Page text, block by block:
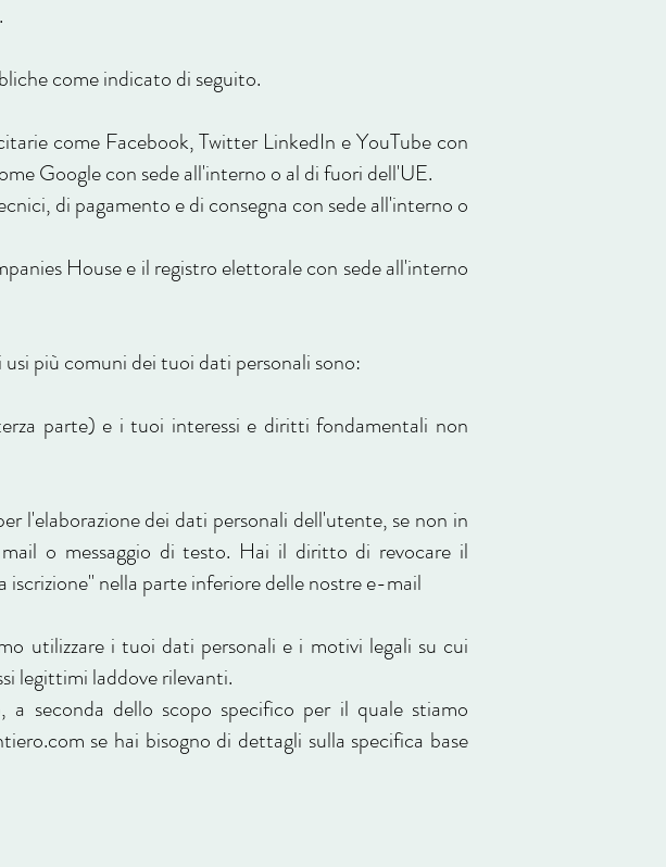
come indicato di seguito.
come Facebook, Twitter LinkedIn e YouTube con
Google con sede all'interno o al di fuori dell'UE.
di pagamento e di consegna con sede all'interno o
House e il registro elettorale con sede all'interno
più comuni dei tuoi dati personali sono:
parte) e i tuoi interessi e diritti fondamentali non
l'elaborazione dei dati personali dell'utente, se non in
o messaggio di testo. Hai il diritto di revocare il
nella parte inferiore delle nostre e-mail
utilizzare i tuoi dati personali e i motivi legali su cui
legittimi laddove rilevanti.
seconda dello scopo specifico per il quale stiamo
se hai bisogno di dettagli sulla specifica base